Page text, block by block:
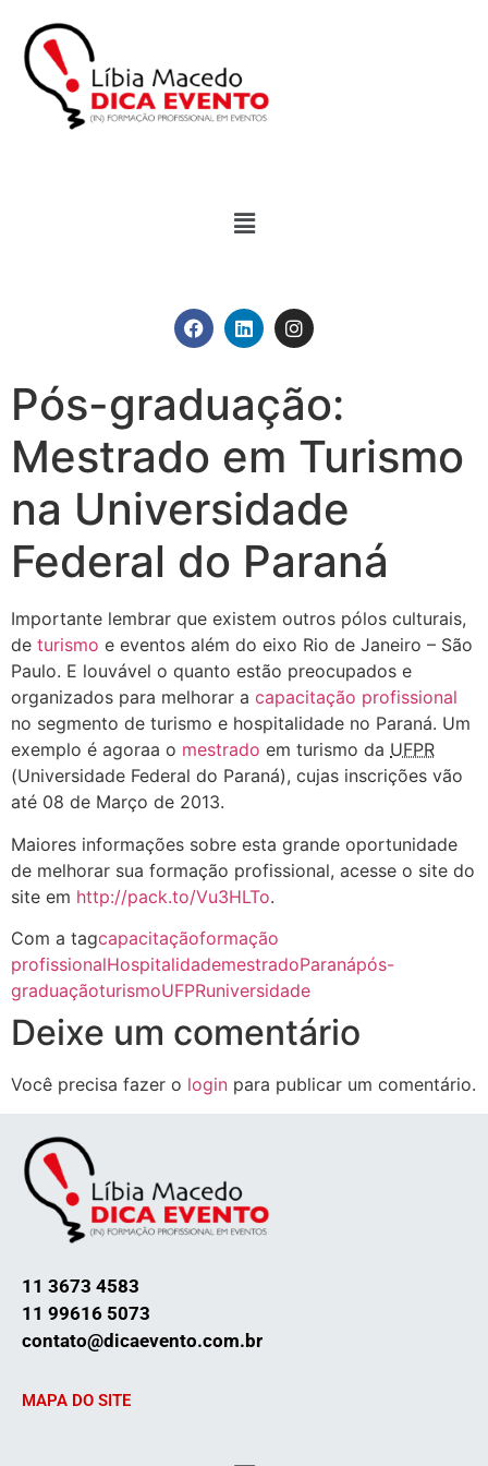
Pós-graduação:
Mestrado em Turismo
na Universidade
Federal do Paraná
Importante lembrar que existem outros pólos culturais,
de turismo e eventos além do eixo Rio de Janeiro – São
Paulo. E louvável o quanto estão preocupados e
organizados para melhorar a capacitação profissional
no segmento de turismo e hospitalidade no Paraná. Um
exemplo é agoraa o mestrado em turismo da UFPR
(Universidade Federal do Paraná), cujas inscrições vão
até 08 de Março de 2013.
Maiores informações sobre esta grande oportunidade
de melhorar sua formação profissional, acesse o site do
site em http://pack.to/Vu3HLTo.
Com a tagcapacitaçãoformação
profissionalHospitalidademestradoParanápós-
graduaçãoturismoUFPRuniversidade
Deixe um comentário
Você precisa fazer o login para publicar um comentário.
11 3673 4583
11 99616 5073
contato@dicaevento.com.br
MAPA DO SITE